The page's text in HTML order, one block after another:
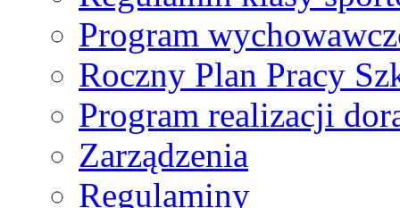
Program
Roczny Plan Pracy
Program realizacji
Zarządzenia
Regulaminy